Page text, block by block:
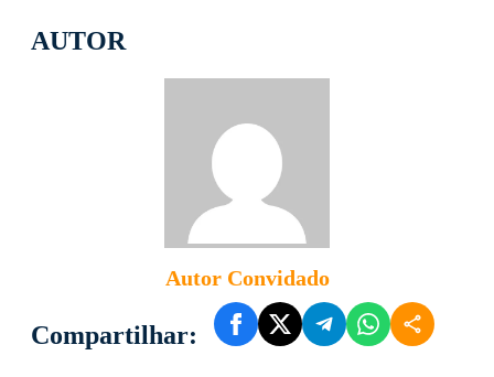
AUTOR
Autor Convidado
Compartilhar: